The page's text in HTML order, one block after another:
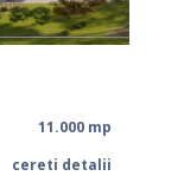
11.000 mp
cereti detalii